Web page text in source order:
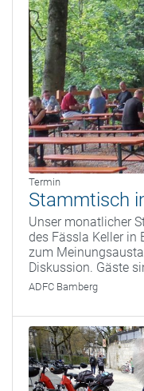
Termin
Stammtisch
Unser monatlicher
des Fässla Keller in
zum
Diskussion. Gäste
ADFC Bamberg